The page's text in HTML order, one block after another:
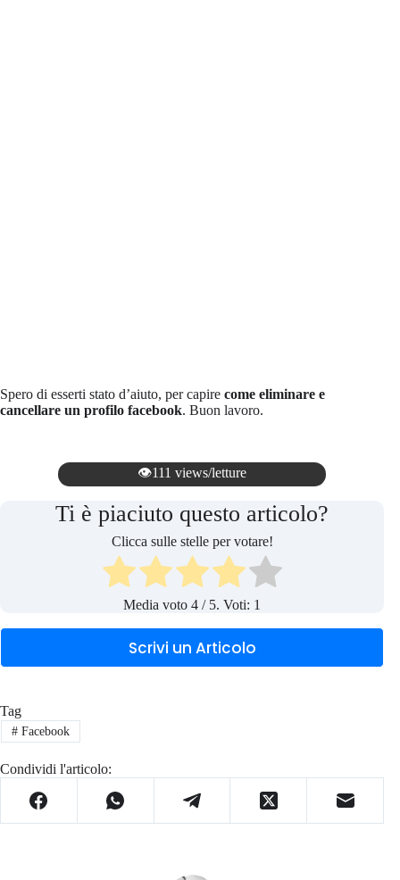
Spero di esserti stato d’aiuto, per capire come eliminare e
cancellare un profilo facebook. Buon lavoro.
👁️111 views/letture
Ti è piaciuto questo articolo?
Clicca sulle stelle per votare!
Media voto4 / 5. Voti: 1
Scrivi un Articolo
Tag
#Facebook
Condividi l'articolo: